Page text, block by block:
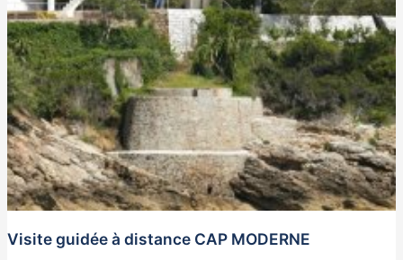
Visite guidée à distance CAP MODERNE